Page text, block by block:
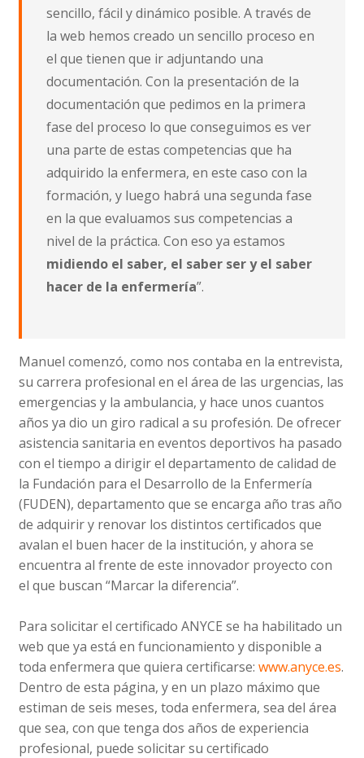
sencillo, fácil y dinámico posible. A través de
la web hemos creado un sencillo proceso en
el que tienen que ir adjuntando una
documentación. Con la presentación de la
documentación que pedimos en la primera
fase del proceso lo que conseguimos es ver
una parte de estas competencias que ha
adquirido la enfermera, en este caso con la
formación, y luego habrá una segunda fase
en la que evaluamos sus competencias a
nivel de la práctica. Con eso ya estamos
midiendo el saber, el saber ser y el saber
hacer de la enfermería”.
Manuel comenzó, como nos contaba en la entrevista,
su carrera profesional en el área de las urgencias, las
emergencias y la ambulancia, y hace unos cuantos
años ya dio un giro radical a su profesión. De ofrecer
asistencia sanitaria en eventos deportivos ha pasado
con el tiempo a dirigir el departamento de calidad de
la Fundación para el Desarrollo de la Enfermería
(FUDEN), departamento que se encarga año tras año
de adquirir y renovar los distintos certificados que
avalan el buen hacer de la institución, y ahora se
encuentra al frente de este innovador proyecto con
el que buscan “Marcar la diferencia”.
Para solicitar el certificado ANYCE se ha habilitado un
web que ya está en funcionamiento y disponible a
toda enfermera que quiera certificarse:www.anyce.es.
Dentro de esta página, y en un plazo máximo que
estiman de seis meses, toda enfermera, sea del área
que sea, con que tenga dos años de experiencia
profesional, puede solicitar su certificado